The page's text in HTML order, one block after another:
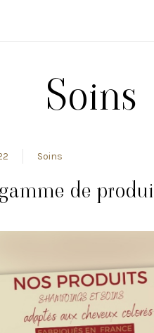
Soins
Soins
de